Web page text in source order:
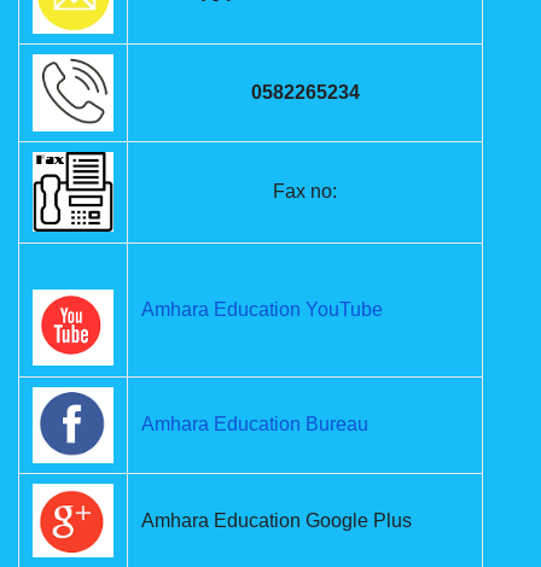
0582265234
Fax no:
Amhara Education YouTube
Amhara Education Bureau
Amhara Education Google Plus